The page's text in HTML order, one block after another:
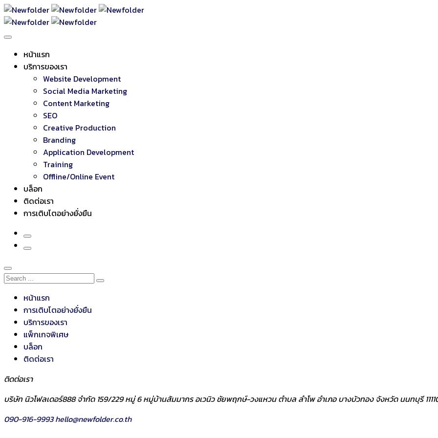
หน้าแรก
บริการของเรา
Website Development
Social Media Marketing
Content Marketing
SEO
Creative Production
Branding
Application Development
Training
Offline/Online Event
บล็อก
ติดต่อเรา
การเติบโตอย่างยั่งยืน
หน้าแรก
การเติบโตอย่างยั่งยืน
บริการของเรา
แพ็กเกจพิเศษ
บล็อก
ติดต่อเรา
ติดต่อเรา
บริษัท นิวโฟลเดอร์888 จำกัด 159/229 หมู่ 6 หมู่บ้านสัมมากร อเวนิว ชัยพฤกษ์-วงแหวน ตำบล ลำโพ อำเภอ บางบัวทอง จังหวัด นนทบุรี
090-916-9993hello@newfolder.co.th